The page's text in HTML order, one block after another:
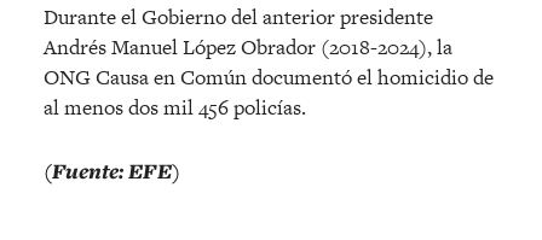
Durante el Gobierno del anterior presidente
Andrés Manuel López Obrador (2018-2024), la
ONG Causa en Común documentó el homicidio de
al menos dos mil 456 policías.
(Fuente: EFE)